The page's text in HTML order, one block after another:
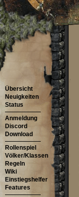
Übersicht
Neuigkeiten
Status
Anmeldung
Discord
Download
Rollenspiel
Völker/Klassen
Regeln
Wiki
Einstiegshelfer
Features